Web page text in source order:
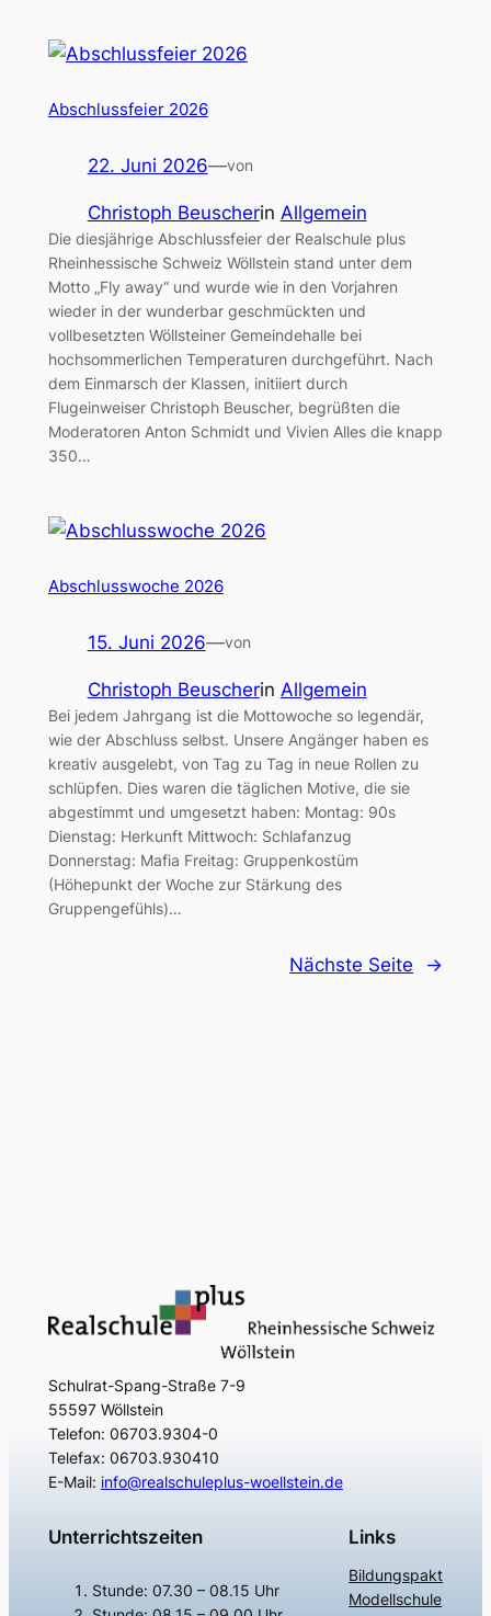
Abschlussfeier 2026
22. Juni 2026—von
Christoph Beuscherin Allgemein
Die diesjährige Abschlussfeier der Realschule plus
Rheinhessische Schweiz Wöllstein stand unter dem
Motto „Fly away“ und wurde wie in den Vorjahren
wieder in der wunderbar geschmückten und
vollbesetzten Wöllsteiner Gemeindehalle bei
hochsommerlichen Temperaturen durchgeführt. Nach
dem Einmarsch der Klassen, initiiert durch
Flugeinweiser Christoph Beuscher, begrüßten die
Moderatoren Anton Schmidt und Vivien Alles die knapp
350…
Abschlusswoche 2026
15. Juni 2026—von
Christoph Beuscherin Allgemein
Bei jedem Jahrgang ist die Mottowoche so legendär,
wie der Abschluss selbst. Unsere Angänger haben es
kreativ ausgelebt, von Tag zu Tag in neue Rollen zu
schlüpfen. Dies waren die täglichen Motive, die sie
abgestimmt und umgesetzt haben: Montag: 90s
Dienstag: Herkunft Mittwoch: Schlafanzug
Donnerstag: Mafia Freitag: Gruppenkostüm
(Höhepunkt der Woche zur Stärkung des
Gruppengefühls)…
Nächste Seite →
Schulrat-Spang-Straße 7-9
55597 Wöllstein
Telefon: 06703.9304-0
Telefax: 06703.930410
E-Mail: info@realschuleplus-woellstein.de
Unterrichtszeiten
Stunde: 07.30 – 08.15 Uhr
Links
Bildungspakt
Modellschule